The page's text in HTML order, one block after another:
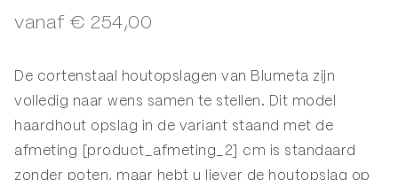
vanaf € 254,00
De cortenstaal houtopslagen van Blumeta zijn
volledig naar wens samen te stellen. Dit model
haardhout opslag in de variant staand met de
afmeting [product_afmeting_2] cm is standaard
zonder poten, maar hebt u liever de houtopslag op